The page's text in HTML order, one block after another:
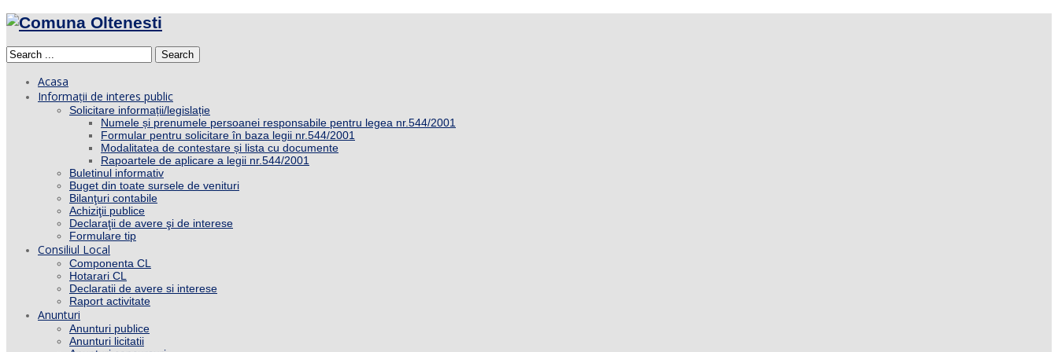
Search
Acasa
Informații de interes public
Solicitare informații/legislație
Numele și prenumele persoanei responsabile pentru legea nr.544/2001
Formular pentru solicitare în baza legii nr.544/2001
Modalitatea de contestare și lista cu documente
Rapoartele de aplicare a legii nr.544/2001
Buletinul informativ
Buget din toate sursele de venituri
Bilanţuri contabile
Achiziţii publice
Declaraţii de avere şi de interese
Formulare tip
Consiliul Local
Componenta CL
Hotarari CL
Declaratii de avere si interese
Raport activitate
Anunturi
Anunturi publice
Anunturi licitatii